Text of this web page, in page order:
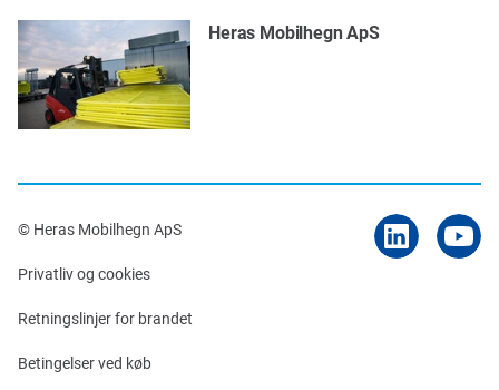
Heras Mobilhegn ApS
© Heras Mobilhegn ApS
Privatliv og cookies
Retningslinjer for brandet
Betingelser ved køb